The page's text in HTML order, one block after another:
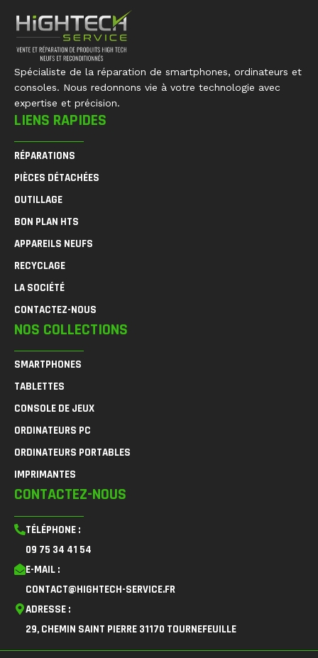
Spécialiste de la réparation de smartphones, ordinateurs et
consoles. Nous redonnons vie à votre technologie avec
expertise et précision.
LIENS RAPIDES
RÉPARATIONS
PIÈCES DÉTACHÉES
OUTILLAGE
BON PLAN HTS
APPAREILS NEUFS
RECYCLAGE
LA SOCIÉTÉ
CONTACTEZ-NOUS
NOS COLLECTIONS
SMARTPHONES
TABLETTES
CONSOLE DE JEUX
ORDINATEURS PC
ORDINATEURS PORTABLES
IMPRIMANTES
CONTACTEZ-NOUS
TÉLÉPHONE :
09 75 34 41 54
E-MAIL :
CONTACT@HIGHTECH-SERVICE.FR
ADRESSE :
29, CHEMIN SAINT PIERRE 31170 TOURNEFEUILLE